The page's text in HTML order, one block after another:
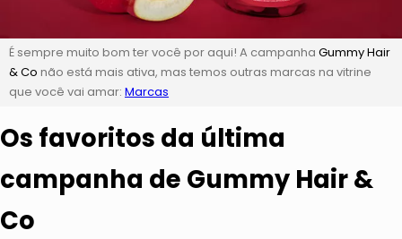
É sempre muito bom ter você por aqui! A campanha Gummy Hair
& Co não está mais ativa, mas temos outras marcas na vitrine
que você vai amar: Marcas
Os favoritos da última
campanha de Gummy Hair &
Co